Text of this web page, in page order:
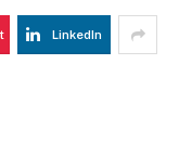
LinkedIn